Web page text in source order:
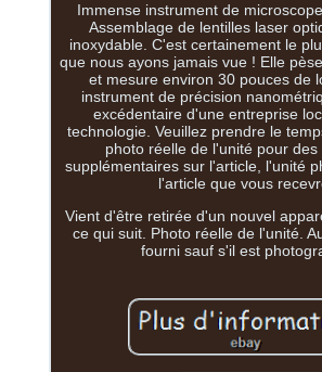
Immense instrument de
Assemblage de lentilles laser
inoxydable. C'est certainement le
que nous ayons jamais vue ! Elle
et mesure environ 30 pouces de
instrument de précision
excédentaire d'une entreprise
technologie. Veuillez prendre le
photo réelle de l'unité pour
supplémentaires sur l'article, l'unité
l'article que vous
Vient d'être retirée d'un nouvel
ce qui suit. Photo réelle de l'unité.
fourni sauf s'il est